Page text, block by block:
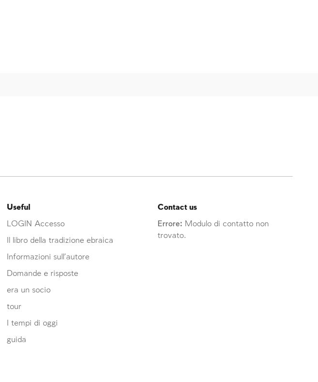
Contact us
Errore: Modulo di contatto non
trovato.
Useful
LOGIN Accesso
Il libro della tradizione ebraica
Informazioni sull’autore
Domande e risposte
era un socio
tour
I tempi di oggi
guida